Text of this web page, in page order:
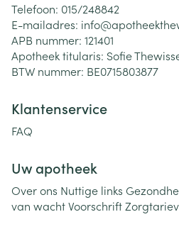
Telefoon: 015/248842
E-mailadres: info@
APB nummer: 121401
Apotheek titularis: Sofie
BTW nummer: BE0715803877
Klantenservice
FAQ
Uw apotheek
Over ons Nuttige links
van wachtVoorschrift